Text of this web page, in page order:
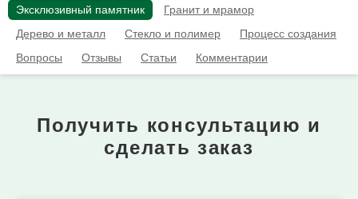
Эксклюзивный памятник
Гранит и мрамор
Дерево и металл
Стекло и полимер
Процесс создания
Вопросы
Отзывы Статьи Комментарии
Получить консультацию и
сделать заказ